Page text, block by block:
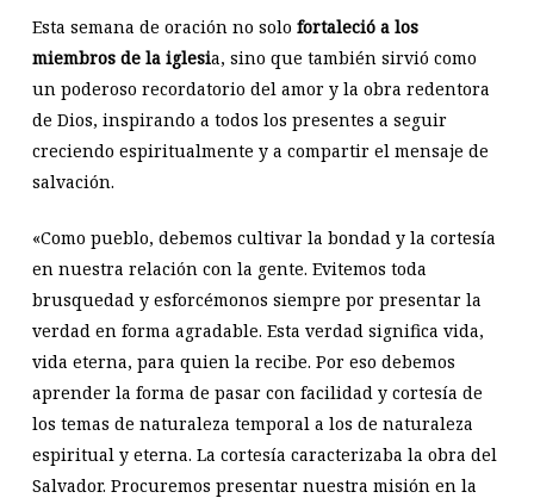
Esta semana de oración no solo fortaleció a los
miembros de la iglesia, sino que también sirvió como
un poderoso recordatorio del amor y la obra redentora
de Dios, inspirando a todos los presentes a seguir
creciendo espiritualmente y a compartir el mensaje de
salvación.
«Como pueblo, debemos cultivar la bondad y la cortesía
en nuestra relación con la gente. Evitemos toda
brusquedad y esforcémonos siempre por presentar la
verdad en forma agradable. Esta verdad significa vida,
vida eterna, para quien la recibe. Por eso debemos
aprender la forma de pasar con facilidad y cortesía de
los temas de naturaleza temporal a los de naturaleza
espiritual y eterna. La cortesía caracterizaba la obra del
Salvador. Procuremos presentar nuestra misión en la